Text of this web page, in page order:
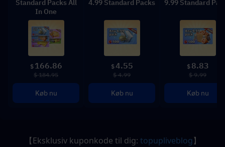
Standard Packs All
In One
$ 166.86
$ 184.95
Køb nu
4.99 Standard Packs
$4.55
$ 4.99
Køb nu
9.99 Standard
$ 8.83
$ 9.99
Køb nu
【Eksklusiv kuponkode til dig: topupliveblog】